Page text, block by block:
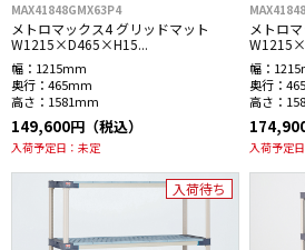
MAX41848GMX63P4
メトロマックス4 グリッドマット
W1215×D465×H15...
幅： 1215mm
奥行： 465mm
高さ： 1581mm
149,600円（税込）
入荷予定日： 未定
メトロ
幅：
奥行：
高さ：
入荷予定日
入荷待ち